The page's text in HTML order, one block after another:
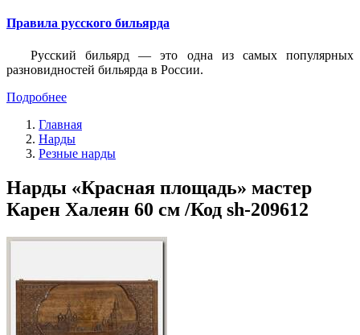
Правила русского бильярда
Русский бильярд — это одна из самых популярных
разновидностей бильярда в России.
Подробнее
Главная
Нарды
Резные нарды
Нарды «Красная площадь» мастер
Карен Халеян 60 см /Код sh-209612